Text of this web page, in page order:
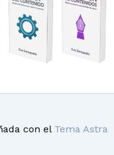
con el Tema Astra